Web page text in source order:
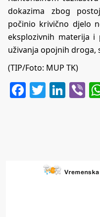
dokazima zbog
počinio krivično djelo
eksplozivnih materija i
uživanja opojnih droga,
(TIP/Foto: MUP TK)
Facebook
Twitter